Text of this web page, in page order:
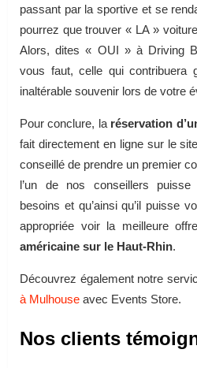
passant par la sportive et se
pourrez que trouver « LA »
Alors, dites « OUI » à Driving
vous faut, celle qui contribuera
inaltérable souvenir lors de votre
Pour conclure, la réservation
fait directement en ligne sur le
conseillé de prendre un premier
l’un de nos conseillers
besoins et qu’ainsi qu’il puisse
appropriée voir la meilleure
américaine sur le Haut-Rhin.
Découvrez également notre
à Mulhouse avec Events Store.
Nos clients